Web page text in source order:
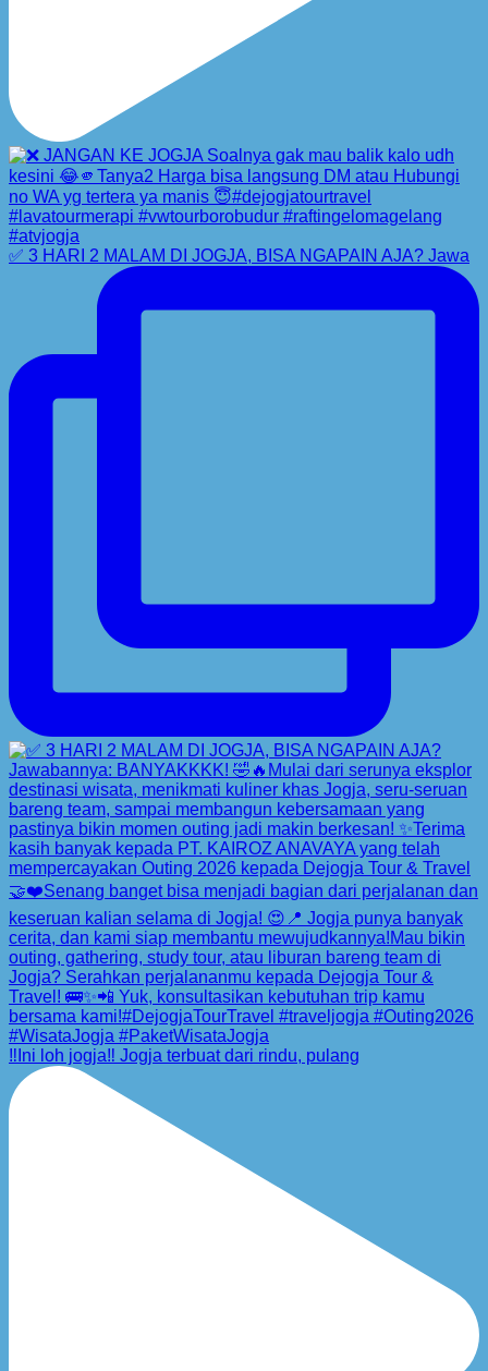
✅ 3 HARI 2 MALAM DI JOGJA, BISA NGAPAIN AJA? Jawa
‼️Ini loh jogja‼️ Jogja terbuat dari rindu, pulang